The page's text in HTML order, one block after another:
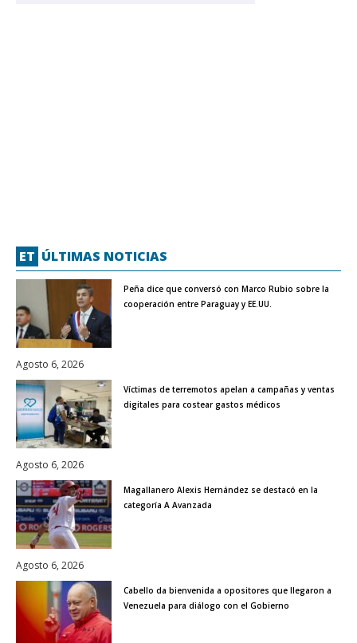
ET ÚLTIMAS NOTICIAS
Peña dice que conversó con Marco Rubio sobre la
cooperación entre Paraguay y EE.UU.
Agosto 6, 2026
Víctimas de terremotos apelan a campañas y ventas
digitales para costear gastos médicos
Agosto 6, 2026
Magallanero Alexis Hernández se destacó en la
categoría A Avanzada
Agosto 6, 2026
Cabello da bienvenida a opositores que llegaron a
Venezuela para diálogo con el Gobierno